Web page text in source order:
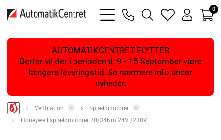
bars
light
phone
magnifying
glass
heart
light
user
light
0
AUTOMATIKCENTRET FLYTTER
Derfor vil der i perioden d. 9 - 15 September være
længere leveringstid. Se nærmere info under
nyheder.
Ventilation
Spjældmotorer
Honeywell spjældmotorer 20/34Nm 24V /230V